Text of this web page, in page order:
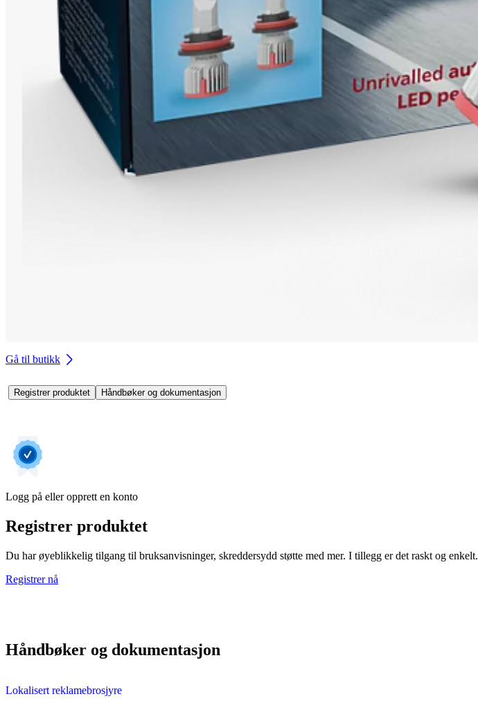
Gå til butikk
Registrer produktet Håndbøker og dokumentasjon
Logg på eller opprett en konto
Registrer produktet
Du har øyeblikkelig tilgang til bruksanvisninger, skreddersydd støtte med mer. I tillegg er det raskt og enkelt.
Registrer nå
Håndbøker og dokumentasjon
Lokalisert reklamebrosjyre